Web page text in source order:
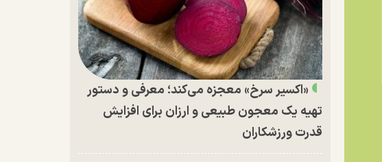
«اکسیر سرخ» معجزه می‌کند؛ معرفی و دستور
تهیه یک معجون طبیعی و ارزان برای افزایش
قدرت ورزشکاران